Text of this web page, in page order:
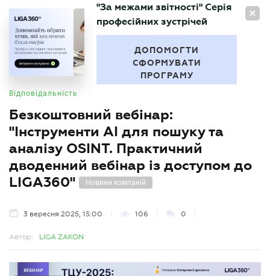
UA
БУХГАЛТЕР
"За межами звітності" Серія
професійних зустрічей
ДОПОМОГТИ
СФОРМУВАТИ
ПРОГРАМУ
Відповідальність
Безкоштовний вебінар:
"Інструменти АІ для пошуку та
аналізу OSINT. Практичний
дводенний вебінар із доступом до
LIGA360"
Новини компаній
3 вересня 2025, 15:00 106 0
Автор: LIGA ZAKON